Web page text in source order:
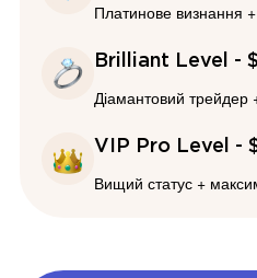
Платинове визнання
Brilliant Level -
Діамантовий трейдер
VIP Pro Level -
Вищий статус +